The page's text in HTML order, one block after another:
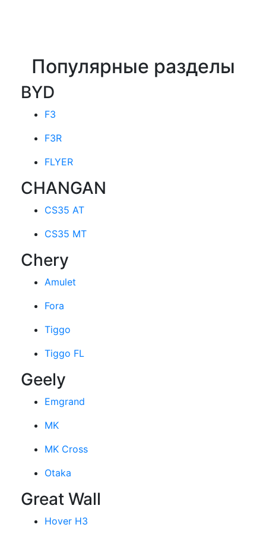
Популярные разделы
BYD
F3
F3R
FLYER
CHANGAN
CS35 AT
CS35 MT
Chery
Amulet
Fora
Tiggo
Tiggo FL
Geely
Emgrand
MK
MK Cross
Otaka
Great Wall
Hover H3